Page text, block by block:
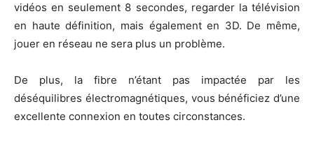
vidéos en seulement 8 secondes, regarder la télévision
en haute définition, mais également en 3D. De même,
jouer en réseau ne sera plus un problème.
De plus, la fibre n’étant pas impactée par les
déséquilibres électromagnétiques, vous bénéficiez d’une
excellente connexion en toutes circonstances.